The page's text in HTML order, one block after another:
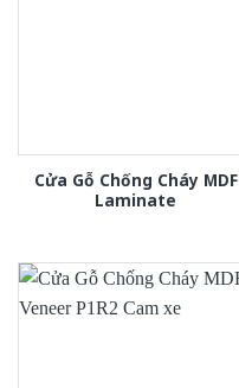
Cửa Gỗ Chống Cháy MDF
Laminate